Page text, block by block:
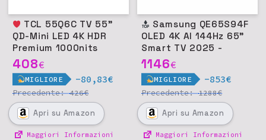
QD-Mini LED 4K HDR
Premium 1000nits
Google TV - Nero
408€
MIGLIORE -80,83€
Precedente:426€
Apri su Amazon
Maggiori Informazioni
OLED 4K AI 144Hz 65"
Smart TV 2025 -
Graphite Black
1146€
MIGLIORE -853€
Precedente:1288€
Apri su Amazon
Maggiori Informazioni